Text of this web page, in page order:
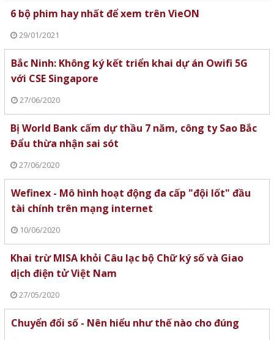
6 bộ phim hay nhất để xem trên VieON
29/01/2021
Bắc Ninh: Không ký kết triển khai dự án Owifi 5G
với CSE Singapore
27/06/2020
Bị World Bank cấm dự thầu 7 năm, công ty Sao Bắc
Đẩu thừa nhận sai sót
27/06/2020
Wefinex - Mô hình hoạt động đa cấp "đội lốt" đầu
tài chính trên mạng internet
10/06/2020
Khai trừ MISA khỏi Câu lạc bộ Chữ ký số và Giao
dịch điện tử Việt Nam
27/05/2020
Chuyển đổi số - Nên hiểu như thế nào cho đúng